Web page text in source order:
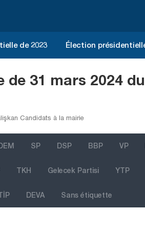
de 2023 Élection
31 mars 2024
Candidats à la mairie
SP DSP BBP VP
TKH Gelecek Partisi YTP
DEVA Sans étiquette